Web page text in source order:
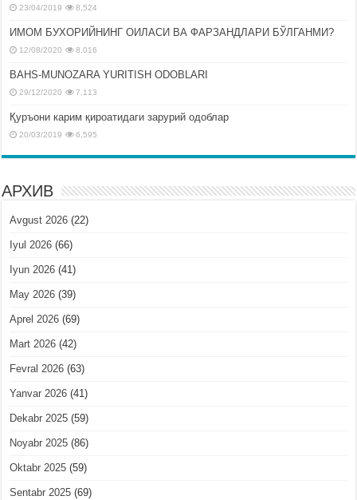
23/04/2019 8,524
ИМОМ БУХОРИЙНИНГ ОИЛАСИ ВА ФАРЗАНДЛАРИ БЎЛГАНМИ?
12/08/2020 8,016
BAHS-MUNOZARA YURITISH ODOBLARI
29/12/2020 7,113
Қуръони карим қироатидаги зарурий одоблар
20/03/2019 6,595
АРХИВ
Avgust 2026 (22)
Iyul 2026 (66)
Iyun 2026 (41)
May 2026 (39)
Aprel 2026 (69)
Mart 2026 (42)
Fevral 2026 (63)
Yanvar 2026 (41)
Dekabr 2025 (59)
Noyabr 2025 (86)
Oktabr 2025 (59)
Sentabr 2025 (69)